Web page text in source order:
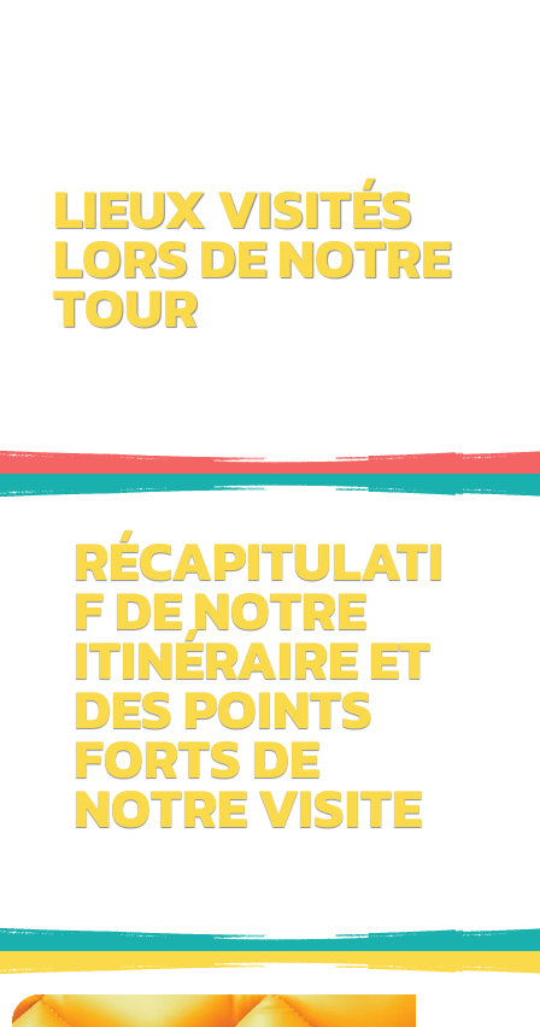
LIEUX VISITÉS
LORS DE NOTRE
TOUR
RÉCAPITULATI
F DE NOTRE
ITINÉRAIRE ET
DES POINTS
FORTS DE
NOTRE VISITE